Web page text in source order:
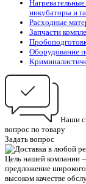
инкубаторы и
Расходные
Запчасти
Оборудование
Наши
вопрос по товару
Задать вопрос
Цель нашей компании
предложение
высоком качестве